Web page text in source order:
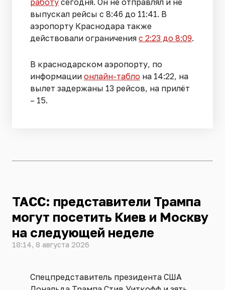
выпускал рейсы с 8:46 до 11:41. В
аэропорту Краснодара также
действовали ограничения с 2:23 до 8:09.
В краснодарском аэропорту, по
информации онлайн-табло на 14:22, на
вылет задержаны 13 рейсов, на прилёт
– 15.
ТАСС: представители Трампа
могут посетить Киев и Москву
на следующей неделе
18:14, 8 августа 2026
Спецпредставитель президента США